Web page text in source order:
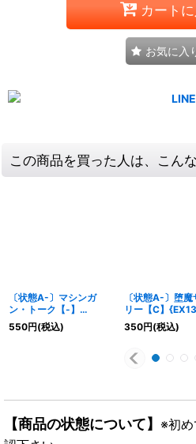
カート
お気に入
この商品を買った人は、こん
〔状態A-〕マシンガ
ン・トーク【-】
{P8/Y18}《GR》
550円(税込)
〔状態A-〕堕
リー【C】
《闇》
350円(税込)
【商品の状態について】 ※初め